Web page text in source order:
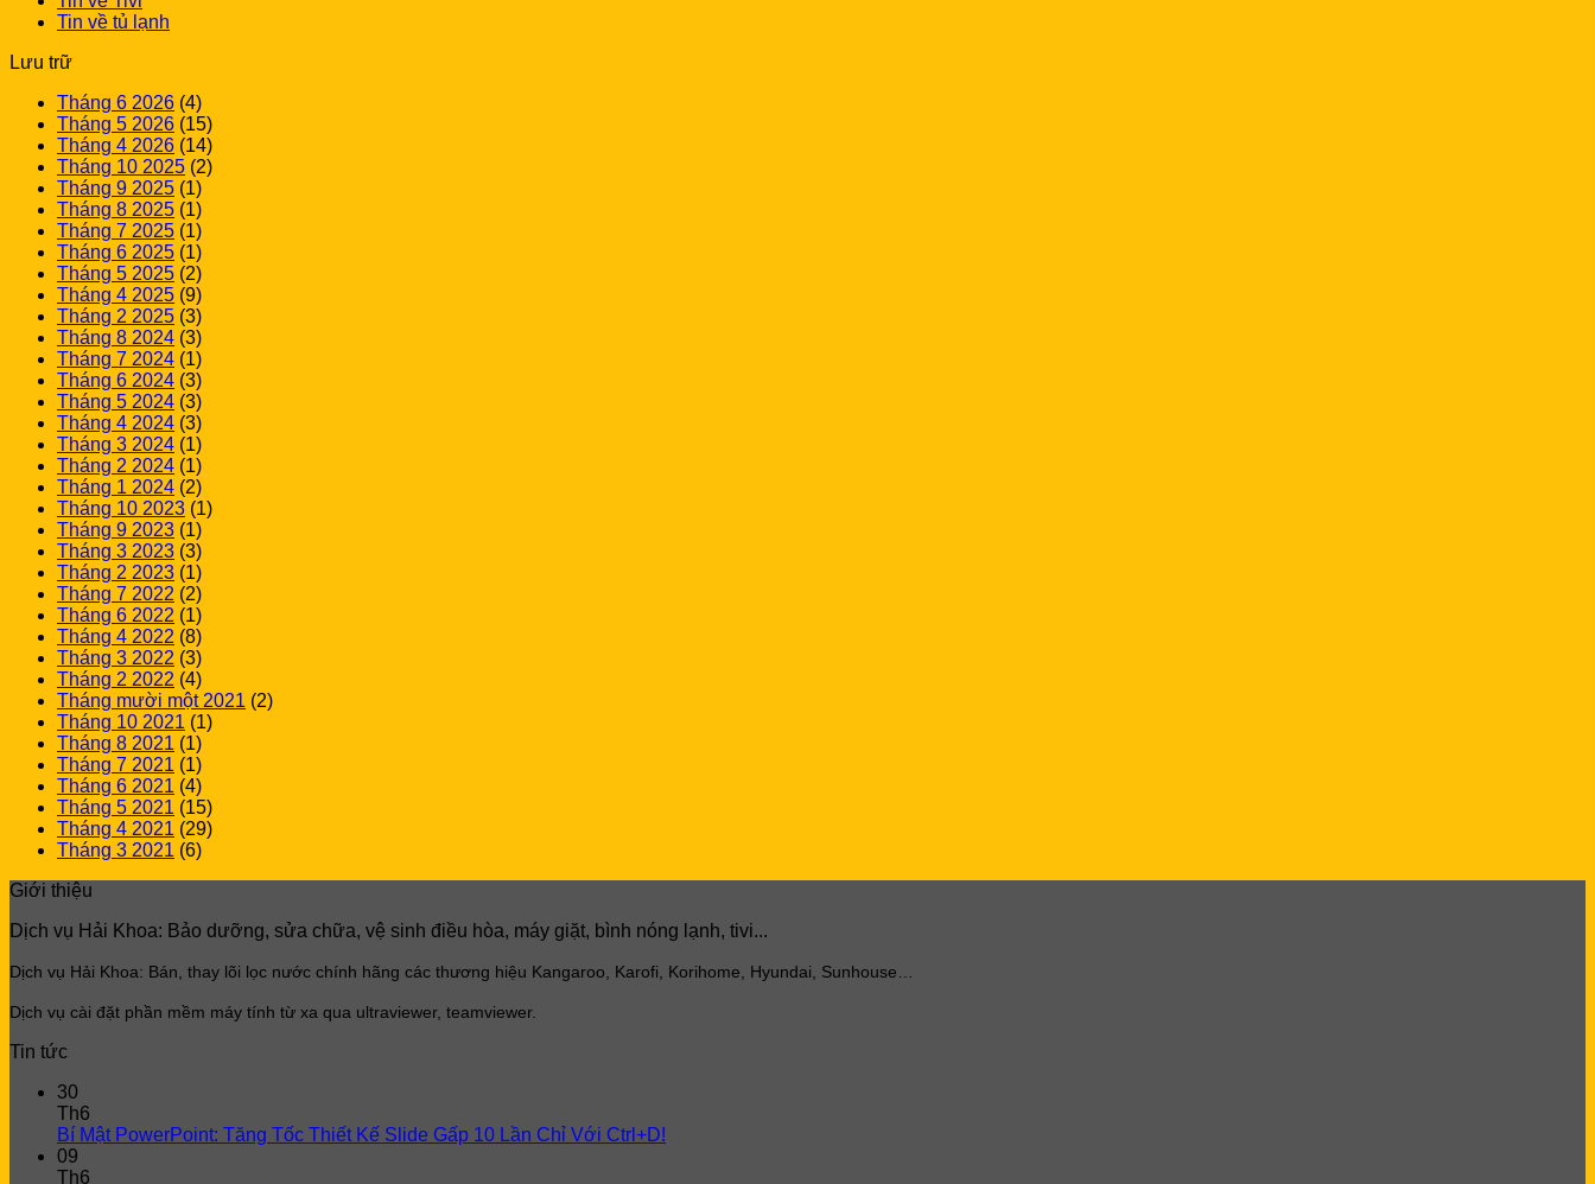
Tin về tủ lạnh
Lưu trữ
Tháng 6 2026 (4)
Tháng 5 2026 (15)
Tháng 4 2026 (14)
Tháng 10 2025 (2)
Tháng 9 2025 (1)
Tháng 8 2025 (1)
Tháng 7 2025 (1)
Tháng 6 2025 (1)
Tháng 5 2025 (2)
Tháng 4 2025 (9)
Tháng 2 2025 (3)
Tháng 8 2024 (3)
Tháng 7 2024 (1)
Tháng 6 2024 (3)
Tháng 5 2024 (3)
Tháng 4 2024 (3)
Tháng 3 2024 (1)
Tháng 2 2024 (1)
Tháng 1 2024 (2)
Tháng 10 2023 (1)
Tháng 9 2023 (1)
Tháng 3 2023 (3)
Tháng 2 2023 (1)
Tháng 7 2022 (2)
Tháng 6 2022 (1)
Tháng 4 2022 (8)
Tháng 3 2022 (3)
Tháng 2 2022 (4)
Tháng mười một 2021 (2)
Tháng 10 2021 (1)
Tháng 8 2021 (1)
Tháng 7 2021 (1)
Tháng 6 2021 (4)
Tháng 5 2021 (15)
Tháng 4 2021 (29)
Tháng 3 2021 (6)
Giới thiệu
Dịch vụ Hải Khoa: Bảo dưỡng, sửa chữa, vệ sinh điều hòa, máy giặt, bình nóng lạnh, tivi...
Dịch vụ Hải Khoa: Bán, thay lõi lọc nước chính hãng các thương hiệu Kangaroo, Karofi, Korihome, Hyundai, Sunhouse…
Dịch vụ cài đặt phần mềm máy tính từ xa qua ultraviewer, teamviewer.
Tin tức
30
Th6
Bí Mật PowerPoint: Tăng Tốc Thiết Kế Slide Gấp 10 Lần Chỉ Với Ctrl+D!
09
Th6